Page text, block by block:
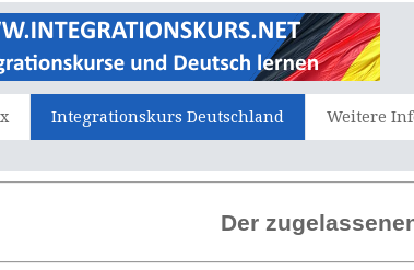
Integrationskurs Deutschland Weitere
Der